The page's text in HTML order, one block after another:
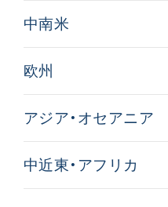
中南米
欧州
アジア・オセアニア
中近東・アフリカ